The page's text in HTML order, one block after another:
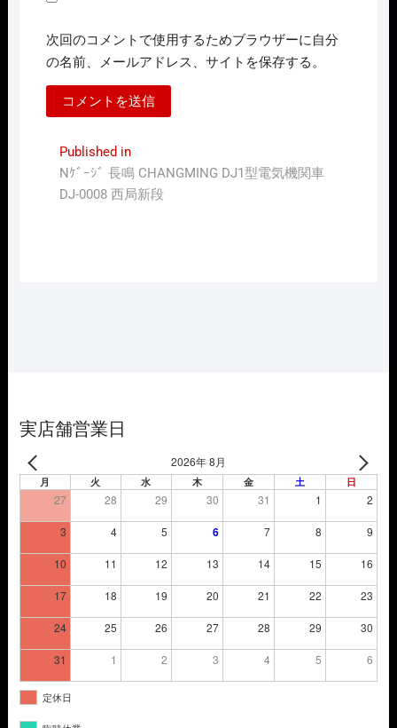
次回のコメントで使用するためブラウザーに自分
の名前、メールアドレス、サイトを保存する。
投
稿
Published in
Nｹﾞｰｼﾞ 長鳴 CHANGMING DJ1型電気機関車
DJ-0008 西局新段
実店舗営業日
2026年 8月
月 火 水 木 金 土 日
27 28 29 30 31 1 2
3 4 5 6 7 8 9
10 11 12 13 14 15 16
17 18 19 20 21 22 23
24 25 26 27 28 29 30
31 1 2 3 4 5 6
定休日